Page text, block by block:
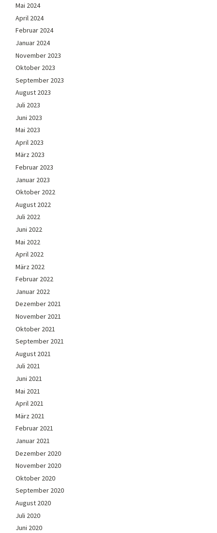
Mai 2024
April 2024
Februar 2024
Januar 2024
November 2023
Oktober 2023
September 2023
August 2023
Juli 2023
Juni 2023
Mai 2023
April 2023
März 2023
Februar 2023
Januar 2023
Oktober 2022
August 2022
Juli 2022
Juni 2022
Mai 2022
April 2022
März 2022
Februar 2022
Januar 2022
Dezember 2021
November 2021
Oktober 2021
September 2021
August 2021
Juli 2021
Juni 2021
Mai 2021
April 2021
März 2021
Februar 2021
Januar 2021
Dezember 2020
November 2020
Oktober 2020
September 2020
August 2020
Juli 2020
Juni 2020